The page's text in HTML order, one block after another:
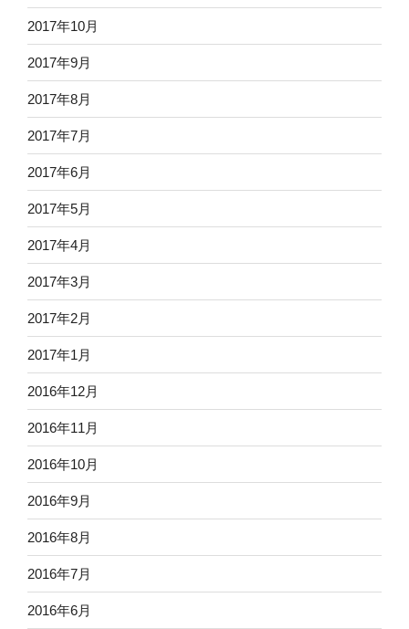
2017年10月
2017年9月
2017年8月
2017年7月
2017年6月
2017年5月
2017年4月
2017年3月
2017年2月
2017年1月
2016年12月
2016年11月
2016年10月
2016年9月
2016年8月
2016年7月
2016年6月